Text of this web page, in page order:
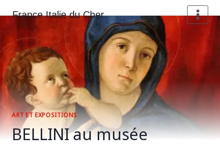
au
contenu
France Italie du Cher
ART ET EXPOSITIONS
BELLINI au musée